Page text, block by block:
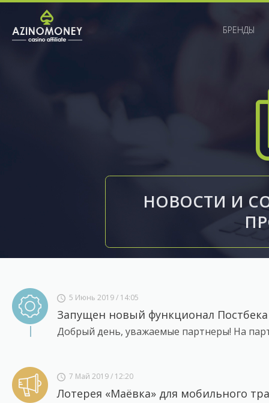
БРЕНДЫ
НОВОСТИ И
5 Июнь 2019 / 14:05
Запущен новый функционал Постбека
Добрый день, уважаемые партнеры! На
7 Май 2019 / 12:20
Лотерея «Маёвка» для мобильного